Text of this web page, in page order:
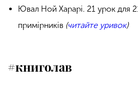
Ювал Ной Харарі. 21 урок для
примірників (читайте уривок)
#книголав